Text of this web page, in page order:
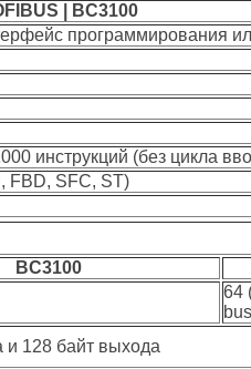
| BC3100
программирования
инструкций (без цикла
FBD, SFC, ST)
BC3100
64
и 128 байт выхода